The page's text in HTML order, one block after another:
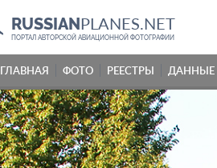
RUSSIANPLANES.NET
ПОРТАЛ АВТОРСКОЙ АВИАЦИОННОЙ ФОТОГРАФИИ
ГЛАВНАЯ ФОТО РЕЕСТРЫ ДАННЫЕ